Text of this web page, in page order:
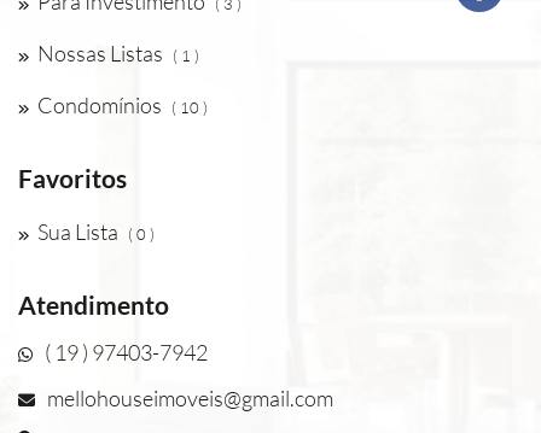
Nossas Listas ( 1 )
Condomínios ( 10 )
Favoritos
Sua Lista ( 0 )
Atendimento
( 19 ) 97403-7942
mellohouseimoveis@gmail.com